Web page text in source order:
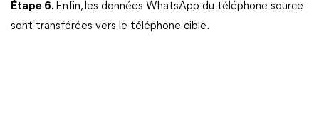
Étape 6. Enfin, les données WhatsApp du téléphone source
sont transférées vers le téléphone cible.